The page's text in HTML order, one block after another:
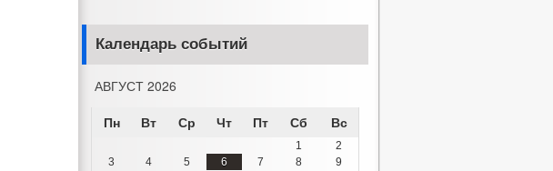
Календарь событий
АВГУСТ 2026
Пн
Вт Ср Чт Пт Сб Вс
1
2
3
4 5 6 7 8
9